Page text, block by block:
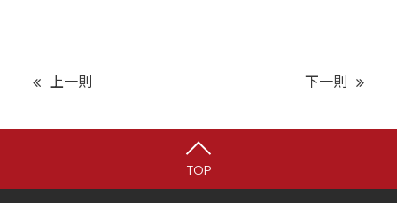
上一則 下一則
TOP